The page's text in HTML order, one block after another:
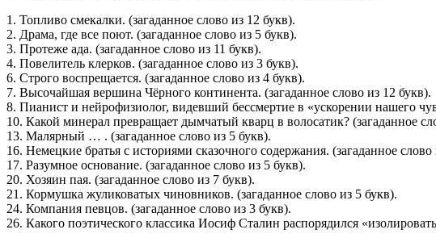
1. Топливо смекалки. (загаданное слово из 12 букв).
2. Драма, где все поют. (загаданное слово из 5 букв).
3. Протеже ада. (загаданное слово из 11 букв).
4. Повелитель клерков. (загаданное слово из 3 букв).
6. Строго воспрещается. (загаданное слово из 4 букв).
7. Высочайшая вершина Чёрного континента. (загаданное слово из 12 букв).
8. Пианист и нейрофизиолог, видевший бессмертие в «ускорении нашего
10. Какой минерал превращает дымчатый кварц в волосатик? (загаданное
13. Малярный … . (загаданное слово из 5 букв).
16. Немецкие братья с историями сказочного содержания. (загаданное слово
17. Разумное основание. (загаданное слово из 5 букв).
20. Хозяин пая. (загаданное слово из 7 букв).
21. Кормушка жуликоватых чиновников. (загаданное слово из 5 букв).
24. Компания певцов. (загаданное слово из 3 букв).
26. Какого поэтического классика Иосиф Сталин распорядился